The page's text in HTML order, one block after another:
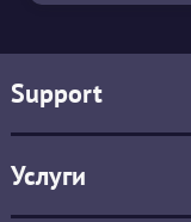
Support
Услуги